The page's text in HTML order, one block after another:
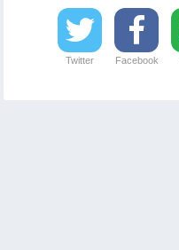
Twitter Facebook